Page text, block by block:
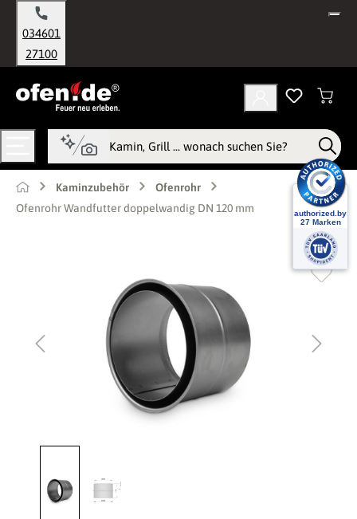
springen
034601
27100
Kaminzubehör
Ofenrohr
Ofenrohr Wandfutter doppelwandig DN 120 mm